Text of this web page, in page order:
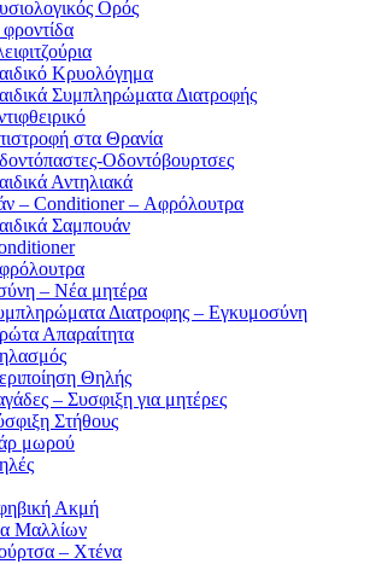
Ορός
Κρυολόγημα
Συμπληρώματα Διατροφής
στα Θρανία
Οδοντόβουρτσες
Αντηλιακά
– Conditioner – Αφρόλουτρα
Σαμπουάν
– Νέα μητέρα
Διατροφης – Εγκυμοσύνη
Απαραίτητα
Θηλής
– Συσφιξη για μητέρες
Στήθους
μωρού
Ακμή
Μαλλίων
– Χτένα